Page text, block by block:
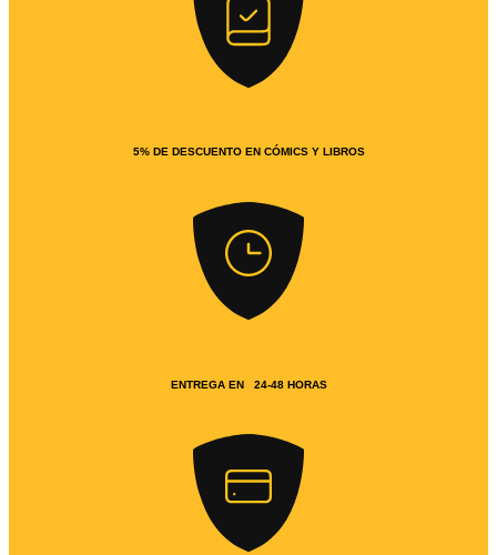
5% DE DESCUENTO EN CÓMICS Y LIBROS
ENTREGA EN 24-48 HORAS